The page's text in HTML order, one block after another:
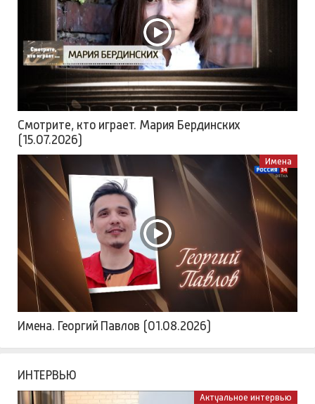
Смотрите, кто играет. Мария Бердинских
(15.07.2026)
Имена
Имена. Георгий Павлов (01.08.2026)
ИНТЕРВЬЮ
Актуальное интервью